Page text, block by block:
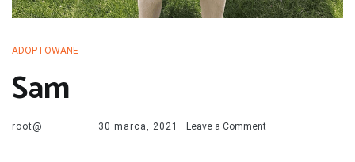
ADOPTOWANE
Sam
root@ 30 marca, 2021 Leave a Commenton